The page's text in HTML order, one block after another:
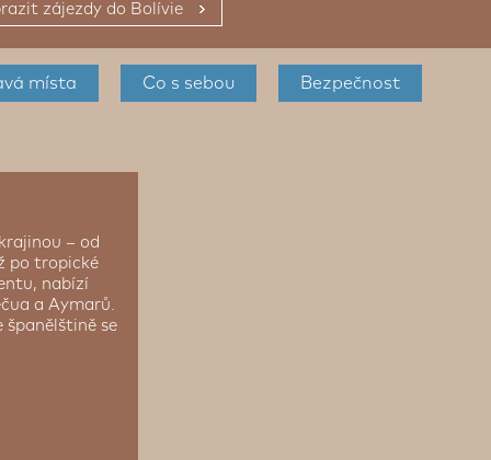
zájezdy do Bolívie
místa Co s sebou Bezpečnost
– od
po tropické
nabízí
a Aymarů.
španělštině se